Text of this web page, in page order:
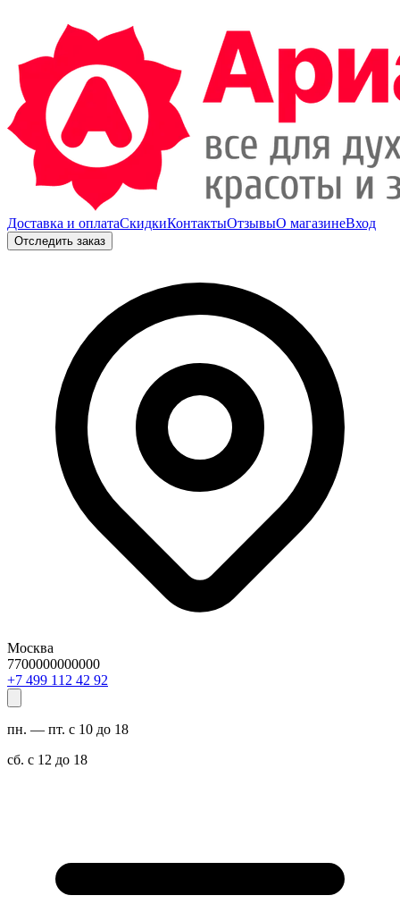
Доставка и оплатаСкидкиКонтактыОтзывыО магазинеВход
Отследить заказ
Москва
7700000000000
29 24 211 994 7+
пн. — пт. с 10 до 18
сб. с 12 до 18